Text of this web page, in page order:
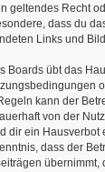
geltendes Recht
dass du
Links und
Boards übt das
kann der
von der
dir ein Hausverbot
dass der
übernimmt,